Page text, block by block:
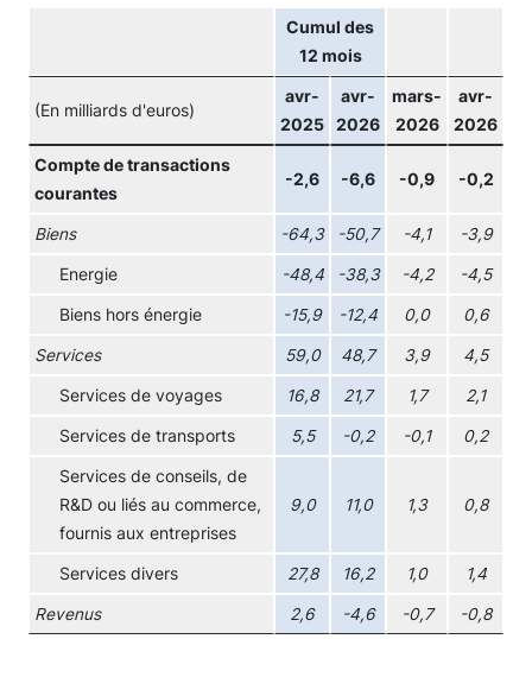
Cumul des
12 mois
(En milliards d'euros)
avr-
2025
avr-
2026
mars-
2026
avr-
2026
Compte de transactions
courantes
-2,6 -6,6 -0,9 -0,2
Biens -64,3 -50,7 -4,1 -3,9
Energie -48,4 -38,3 -4,2 -4,5
Biens hors énergie -15,9 -12,4 0,0 0,6
Services 59,0 48,7 3,9 4,5
Services de voyages 16,8 21,7 1,7 2,1
Services de transports 5,5 -0,2 -0,1 0,2
Services de conseils, de
R&D ou liés au commerce,
fournis aux entreprises
9,0 11,0 1,3 0,8
Services divers 27,8 16,2 1,0 1,4
Revenus 2,6 -4,6 -0,7 -0,8